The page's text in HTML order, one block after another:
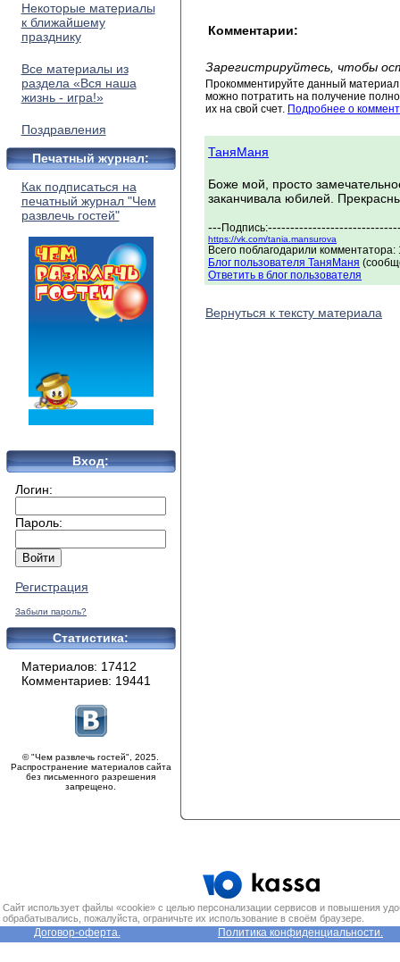
Некоторые материалы
к ближайшему
празднику
Все материалы из
раздела «Вся наша
жизнь - игра!»
Поздравления
Печатный журнал:
Как подписаться на
печатный журнал "Чем
развлечь гостей"
Вход:
Логин:
Пароль:
Регистрация
Забыли пароль?
Статистика:
Материалов: 17412
Комментариев: 19441
© "Чем развлечь гостей", 2025.
Распространение материалов сайта
без письменного разрешения
запрещено.
Комментарии:
Зарегистрируйтесь, чтобы
Прокомментируйте данный
можно потратить на получение
их на свой счет. Подробнее о
ТаняМаня
Боже мой, просто
заканчивала юбилей.
--- Подпись:
https://vk.com/tania.mansurova
Всего поблагодарили
Блог пользователя ТаняМаня
Ответить в блог пользователя
Вернуться к тексту материала
Сайт использует файлы «cookie» с целью персонализации сервисов и повышения
обрабатывались, пожалуйста, ограничьте их использование в своём браузере.
Договор-оферта. Политика конфиденциальности.